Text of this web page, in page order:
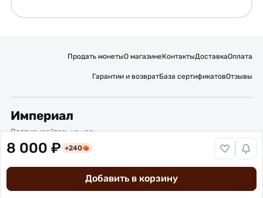
8 000 ₽ +240
Добавить в корзину
Продать монетыО магазинеКонтактыДоставкаОплата
Гарантии и возвратБаза сертификатовОтзывы
Империал
Подписывайтесь на нас:
Вакансии
Политика обработки персональных данных
© 2016 – 2026 ИП Титов Александр Михайлович